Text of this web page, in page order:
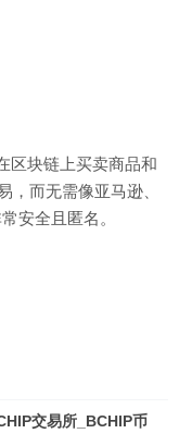
区块链上买卖商品和
，而无需像亚马逊、
安全且匿名。
交易所_BCHIP币